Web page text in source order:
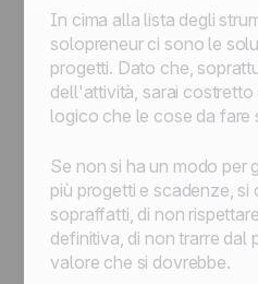
In cima alla lista degli
solopreneur ci sono le
progetti. Dato che,
dell'attività, sarai
logico che le cose da fare
Se non si ha un modo per
più progetti e scadenze, si
sopraffatti, di non
definitiva, di non trarre dal
valore che si dovrebbe.